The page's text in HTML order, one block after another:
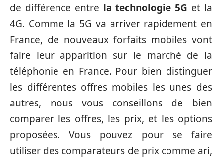
de différence entre la technologie 5G et la
4G. Comme la 5G va arriver rapidement en
France, de nouveaux forfaits mobiles vont
faire leur apparition sur le marché de la
téléphonie en France. Pour bien distinguer
les différentes offres mobiles les unes des
autres, nous vous conseillons de bien
comparer les offres, les prix, et les options
proposées. Vous pouvez pour se faire
utiliser des comparateurs de prix comme ari,